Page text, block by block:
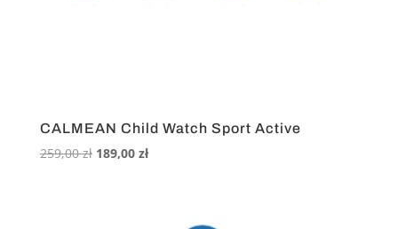
CALMEAN Child Watch Sport Active
259,00zł Pierwotna
189,00 złAktualna